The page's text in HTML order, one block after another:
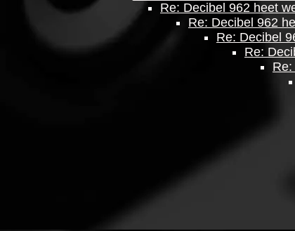
Re: Decibel 962 heet
Re: Decibel 962
Re: Decibel
Re: